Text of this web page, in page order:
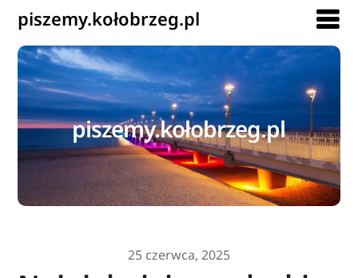
piszemy.kołobrzeg.pl
piszemy.kołobrzeg.pl
25 czerwca, 2025